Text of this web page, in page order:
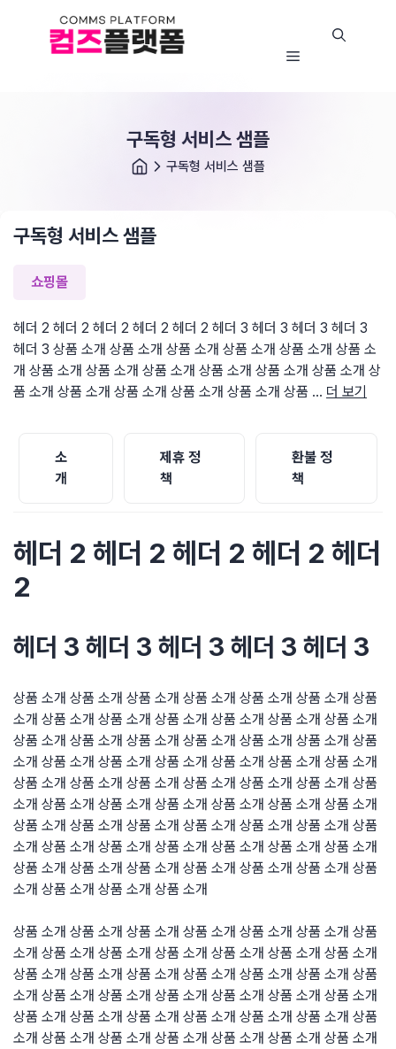
메
구독형 서비스 샘플
구독형 서비스 샘플
구독형 서비스 샘플
쇼핑몰
헤더 2 헤더 2 헤더 2 헤더 2 헤더 2 헤더 3 헤더 3 헤더 3 헤더 3
헤더 3 상품 소개 상품 소개 상품 소개 상품 소개 상품 소개 상품 소
개 상품 소개 상품 소개 상품 소개 상품 소개 상품 소개 상품 소개 상
품 소개 상품 소개 상품 소개 상품 소개 상품 소개 상품 … 더 보기
소
개
제휴 정
책
환불 정
책
헤더 2 헤더 2 헤더 2 헤더 2 헤더
2
헤더 3 헤더 3 헤더 3 헤더 3 헤더 3
상품 소개 상품 소개 상품 소개 상품 소개 상품 소개 상품 소개 상품
소개 상품 소개 상품 소개 상품 소개 상품 소개 상품 소개 상품 소개
상품 소개 상품 소개 상품 소개 상품 소개 상품 소개 상품 소개 상품
소개 상품 소개 상품 소개 상품 소개 상품 소개 상품 소개 상품 소개
상품 소개 상품 소개 상품 소개 상품 소개 상품 소개 상품 소개 상품
소개 상품 소개 상품 소개 상품 소개 상품 소개 상품 소개 상품 소개
상품 소개 상품 소개 상품 소개 상품 소개 상품 소개 상품 소개 상품
소개 상품 소개 상품 소개 상품 소개 상품 소개 상품 소개 상품 소개
상품 소개 상품 소개 상품 소개 상품 소개 상품 소개 상품 소개 상품
소개 상품 소개 상품 소개 상품 소개
상품 소개 상품 소개 상품 소개 상품 소개 상품 소개 상품 소개 상품
소개 상품 소개 상품 소개 상품 소개 상품 소개 상품 소개 상품 소개
상품 소개 상품 소개 상품 소개 상품 소개 상품 소개 상품 소개 상품
소개 상품 소개 상품 소개 상품 소개 상품 소개 상품 소개 상품 소개
상품 소개 상품 소개 상품 소개 상품 소개 상품 소개 상품 소개 상품
소개 상품 소개 상품 소개 상품 소개 상품 소개 상품 소개 상품 소개